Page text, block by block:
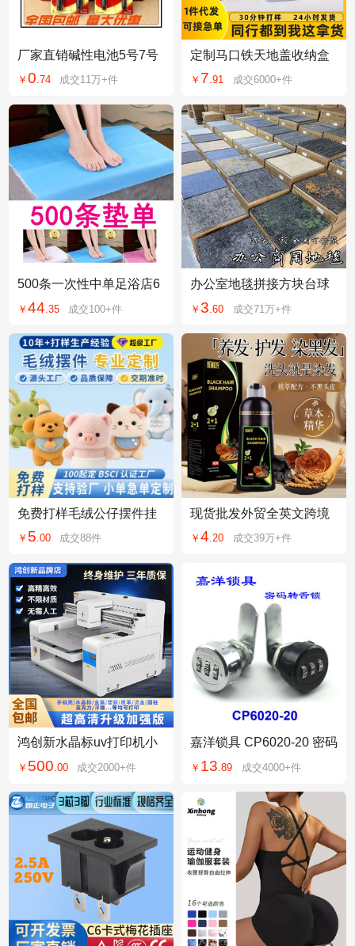
厂家直销碱性电池5号7号
鼠标空调电视
￥ 0.74 成交11万+件
定制马口铁天地盖收纳盒
通用金属包装盒
￥ 7.91 成交6000+件
500条一次性中单足浴店6
防油垫单蓝色批发
￥ 44 35 成交100+件
办公室地毯拼接方块台球
PVC厂家酒店地垫
￥3 .60 成交71万+件
免费打样毛绒公仔摆件挂
定制毛绒玩具玩偶
￥ 5.00 成交88件
现货批发外贸全英文跨境
发洗黑泡泡染发
￥4.20 成交39万+件
鸿创新水晶标uv打印机小
柱体平板喷绘机
￥ 500 00 成交2000+件
嘉洋锁具 CP6020-20 密码
门柜密码锁
￥ 13 .89 成交4000+件